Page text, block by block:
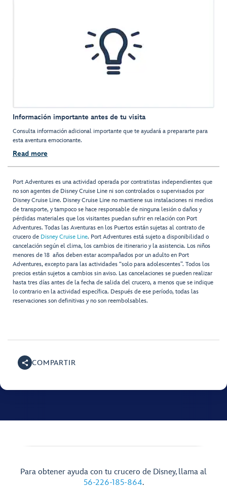
Información importante antes de tu visita
Consulta información adicional importante que te ayudará a prepararte para
esta aventura emocionante.
Read more
Port Adventures es una actividad operada por contratistas independientes que
no son agentes de Disney Cruise Line ni son controlados o supervisados por
Disney Cruise Line. Disney Cruise Line no mantiene sus instalaciones ni medios
de transporte, y tampoco se hace responsable de ninguna lesión o daños y
pérdidas materiales que los visitantes puedan sufrir en relación con Port
Adventures. Todas las Aventuras en los Puertos están sujetas al contrato de
crucero de Disney Cruise Line. Port Adventures está sujeto a disponibilidad o
cancelación según el clima, los cambios de itinerario y la asistencia. Los niños
menores de 18 años deben estar acompañados por un adulto en Port
Adventures, excepto para las actividades “solo para adolescentes”. Todos los
precios están sujetos a cambios sin aviso. Las cancelaciones se pueden realizar
hasta tres días antes de la fecha de salida del crucero, a menos que se indique
lo contrario en la actividad específica. Después de ese período, todas las
reservaciones son definitivas y no son reembolsables.
COMPARTIR
Para obtener ayuda con tu crucero de Disney, llama al
56-226-185-864.